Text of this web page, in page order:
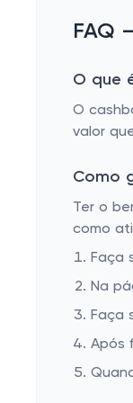
FAQ
O que
O
valor
Como
Ter o
como
Faça
Na
Faça
Após